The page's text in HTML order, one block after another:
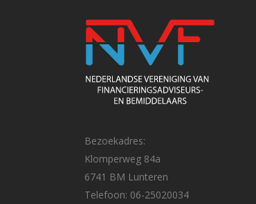
Bezoekadres:
Klomperweg 84a
6741 BM Lunteren
Telefoon: 06-25020034